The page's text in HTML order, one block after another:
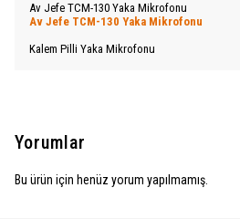
Av Jefe TCM-130 Yaka Mikrofonu
Av Jefe TCM-130 Yaka Mikrofonu
Kalem Pilli Yaka Mikrofonu
Yorumlar
Bu ürün için henüz yorum yapılmamış.